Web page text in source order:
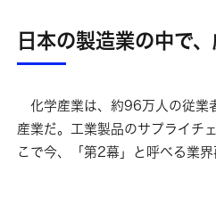
日本の製造業の中で
化学産業は、約96万人の従業
産業だ。工業製品のサプライチ
こで今、「第2幕」と呼べる業界